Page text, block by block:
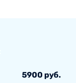
5900 руб.